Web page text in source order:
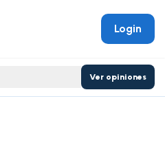
Login
Ver opiniones